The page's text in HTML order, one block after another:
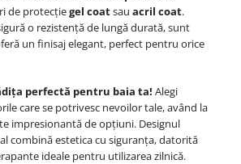
de protecțiegel coatsau acril coat.
o rezistență de lungă durată, sunt
un finisaj elegant, perfect pentru orice
perfectă pentru baia ta! Alegi
care se potrivesc nevoilor tale, având la
impresionantă de opțiuni. Designul
combină estetica cu siguranța, datorită
ideale pentru utilizarea zilnică.